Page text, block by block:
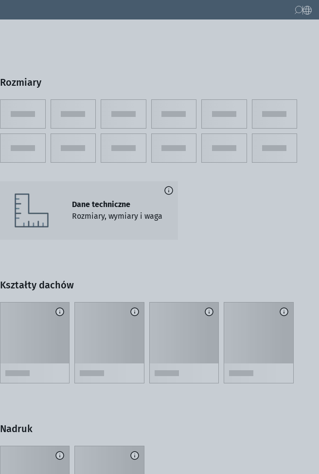
Rozmiary
Dane techniczne
Rozmiary, wymiary i waga
Kształty dachów
Nadruk